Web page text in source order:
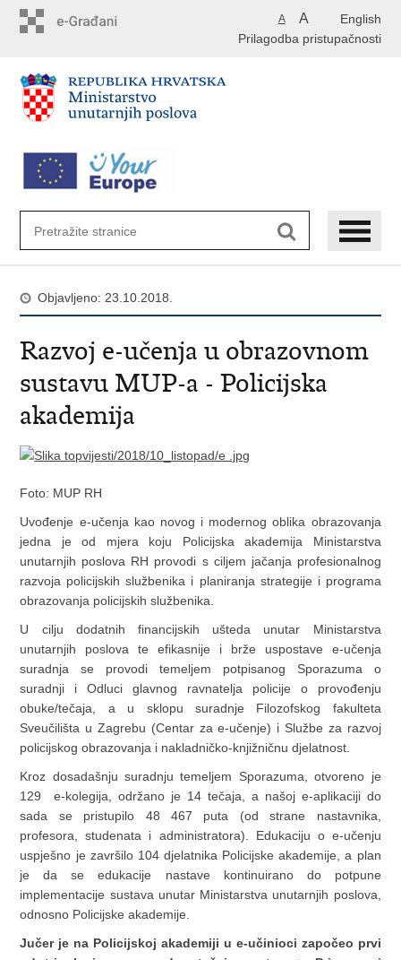
English
A A
Prilagodba pristupačnosti
Objavljeno: 23.10.2018.
Razvoj e-učenja u obrazovnom
sustavu MUP-a - Policijska
akademija
Foto: MUP RH
Uvođenje e-učenja kao novog i modernog oblika obrazovanja
jedna je od mjera koju Policijska akademija Ministarstva
unutarnjih poslova RH provodi s ciljem jačanja profesionalnog
razvoja policijskih službenika i planiranja strategije i programa
obrazovanja policijskih službenika.
U cilju dodatnih financijskih ušteda unutar Ministarstva
unutarnjih poslova te efikasnije i brže uspostave e-učenja
suradnja se provodi temeljem potpisanog Sporazuma o
suradnji i Odluci glavnog ravnatelja policije o provođenju
obuke/tečaja, a u sklopu suradnje Filozofskog fakulteta
Sveučilišta u Zagrebu (Centar za e-učenje) i Službe za razvoj
policijskog obrazovanja i nakladničko-knjižničnu djelatnost.
Kroz dosadašnju suradnju temeljem Sporazuma, otvoreno je
129 e-kolegija, održano je 14 tečaja, a našoj e-aplikaciji do
sada se pristupilo 48 467 puta (od strane nastavnika,
profesora, studenata i administratora). Edukaciju o e-učenju
uspješno je završilo 104 djelatnika Policijske akademije, a plan
je da se edukacije nastave kontinuirano do potpune
implementacije sustava unutar Ministarstva unutarnjih poslova,
odnosno Policijske akademije.
Jučer je na Policijskoj akademiji u e-učinioci započeo prvi